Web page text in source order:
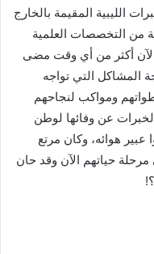
الليبية المقيمة بالخارج
من التخصصات العلمية
الآن أكثر من أي وقت مضى
المشاكل التي تواجه
ومواكب لنجاحهم
عن وفائها لوطن
هوائه، وكان مرتع
حياتهم الآن وقد حان